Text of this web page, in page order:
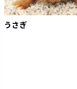
うさぎ